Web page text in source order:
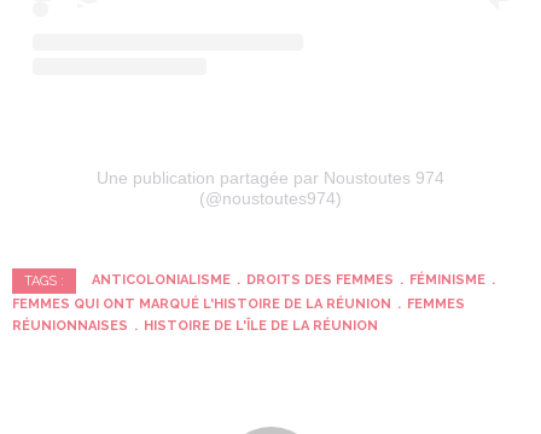
Une publication partagée par Noustoutes 974
(@noustoutes974)
TAGS : ANTICOLONIALISME DROITS DES FEMMES
FÉMINISME
FEMMES QUI ONT MARQUÉ L'HISTOIRE DE LA RÉUNION
FEMMES
RÉUNIONNAISES
HISTOIRE DE L'ÎLE DE LA RÉUNION